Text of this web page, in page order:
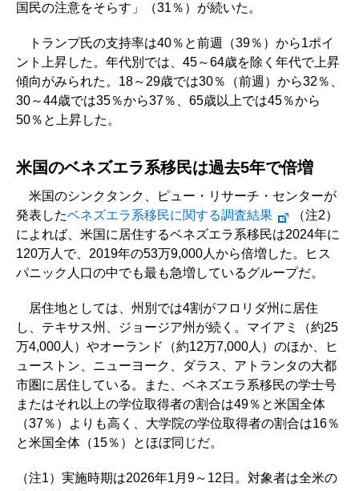
国民の注意をそらす」（31％）が続いた。
トランプ氏の支持率は40％と前週（39％）から1ポイ
ント上昇した。年代別では、45～64歳を除く年代で上昇
傾向がみられた。18～29歳では30％（前週）から32％、
30～44歳では35％から37％、65歳以上では45％から
50％と上昇した。
米国のベネズエラ系移民は過去5年で倍増
米国のシンクタンク、ピュー・リサーチ・センターが
発表したベネズエラ系移民に関する調査結果
（注2）
によれば、米国に居住するベネズエラ系移民は2024年に
120万人で、2019年の53万9,000人から倍増した。ヒス
パニック人口の中でも最も急増しているグループだ。
居住地としては、州別では4割がフロリダ州に居住
し、テキサス州、ジョージア州が続く。マイアミ（約25
万4,000人）やオーランド（約12万7,000人）のほか、ヒ
ューストン、ニューヨーク、ダラス、アトランタの大都
市圏に居住している。また、ベネズエラ系移民の学士号
またはそれ以上の学位取得者の割合は49％と米国全体
（37％）よりも高く、大学院の学位取得者の割合は16％
と米国全体（15％）とほぼ同じだ。
（注1）実施時期は2026年1月9～12日。対象者は全米の